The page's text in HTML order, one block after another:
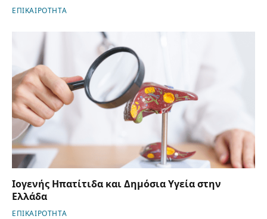
ΕΠΙΚΑΙΡΟΤΗΤΑ
Ιογενής Ηπατίτιδα και Δημόσια Υγεία στην
Ελλάδα
ΕΠΙΚΑΙΡΟΤΗΤΑ